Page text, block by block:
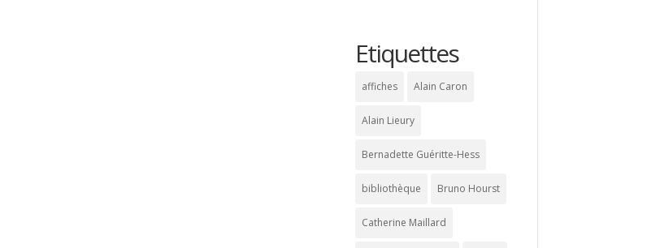
Etiquettes
affiches Alain Caron
Alain Lieury
Bernadette Guéritte-Hess
bibliothèque Bruno Hourst
Catherine Maillard